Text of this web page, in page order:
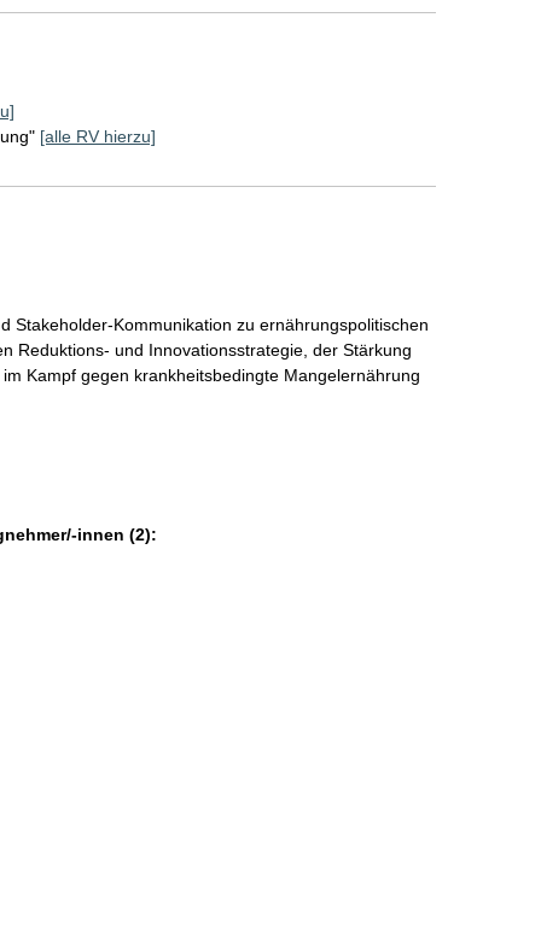
[alle RV hierzu]
Stakeholder-Kommunikation zu ernährungspolitischen
Reduktions- und Innovationsstrategie, der Stärkung
Kampf gegen krankheitsbedingte Mangelernährung
innen (2):